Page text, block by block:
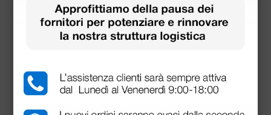
Idoneo per pupille dilatate ed in miosi. Include
diaframma a fessura, stellina di fissazione, filtro blu
cobalto e filtro verde per un maggior contrasto.
• Range di correzione:
– in valori unitari: 1 – 10 15 20 25 35 D